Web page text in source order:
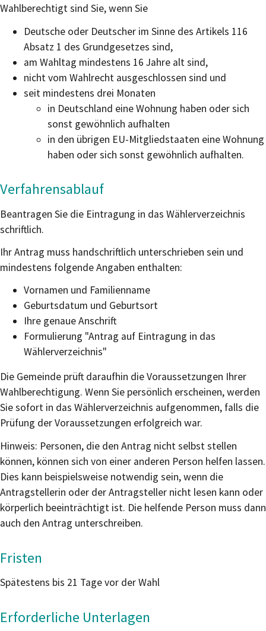
Wahlberechtigt sind Sie, wenn Sie
Deutsche oder Deutscher im Sinne des Artikels 116
Absatz 1 des Grundgesetzes sind,
am Wahltag mindestens 16 Jahre alt sind,
nicht vom Wahlrecht ausgeschlossen sind und
seit mindestens drei Monaten
in Deutschland eine Wohnung haben oder sich
sonst gewöhnlich aufhalten
in den übrigen EU-Mitgliedstaaten eine Wohnung
haben oder sich sonst gewöhnlich aufhalten.
Verfahrensablauf
Beantragen Sie die Eintragung in das Wählerverzeichnis
schriftlich.
Ihr Antrag muss handschriftlich unterschrieben sein und
mindestens folgende Angaben enthalten:
Vornamen und Familienname
Geburtsdatum und Geburtsort
Ihre genaue Anschrift
Formulierung "Antrag auf Eintragung in das
Wählerverzeichnis"
Die Gemeinde prüft daraufhin die Voraussetzungen Ihrer
Wahlberechtigung. Wenn Sie persönlich erscheinen, werden
Sie sofort in das Wählerverzeichnis aufgenommen, falls die
Prüfung der Voraussetzungen erfolgreich war.
Hinweis: Personen, die den Antrag nicht selbst stellen
können, können sich von einer anderen Person helfen lassen.
Dies kann beispielsweise notwendig sein, wenn die
Antragstellerin oder der Antragsteller nicht lesen kann oder
körperlich beeinträchtigt ist. Die helfende Person muss dann
auch den Antrag unterschreiben.
Fristen
Spätestens bis 21 Tage vor der Wahl
Erforderliche Unterlagen